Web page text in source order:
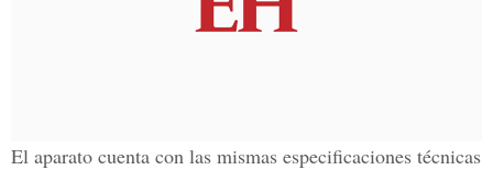
El aparato cuenta con las mismas especificaciones técnicas